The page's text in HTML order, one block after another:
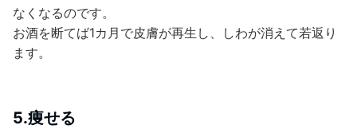
なくなるのです。
お酒を断てば1カ月で皮膚が再生し、しわが消えて若返り
ます。
5.痩せる